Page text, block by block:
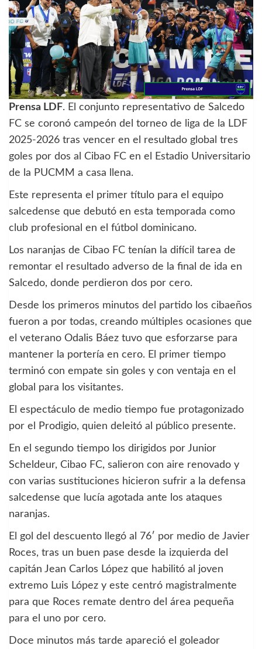
Prensa LDF. El conjunto representativo de Salcedo
FC se coronó campeón del torneo de liga de la LDF
2025-2026 tras vencer en el resultado global tres
goles por dos al Cibao FC en el Estadio Universitario
de la PUCMM a casa llena.
Este representa el primer título para el equipo
salcedense que debutó en esta temporada como
club profesional en el fútbol dominicano.
Los naranjas de Cibao FC tenían la difícil tarea de
remontar el resultado adverso de la final de ida en
Salcedo, donde perdieron dos por cero.
Desde los primeros minutos del partido los cibaeños
fueron a por todas, creando múltiples ocasiones que
el veterano Odalis Báez tuvo que esforzarse para
mantener la portería en cero. El primer tiempo
terminó con empate sin goles y con ventaja en el
global para los visitantes.
El espectáculo de medio tiempo fue protagonizado
por el Prodigio, quien deleitó al público presente.
En el segundo tiempo los dirigidos por Junior
Scheldeur, Cibao FC, salieron con aire renovado y
con varias sustituciones hicieron sufrir a la defensa
salcedense que lucía agotada ante los ataques
naranjas.
El gol del descuento llegó al 76′ por medio de Javier
Roces, tras un buen pase desde la izquierda del
capitán Jean Carlos López que habilitó al joven
extremo Luis López y este centró magistralmente
para que Roces remate dentro del área pequeña
para el uno por cero.
Doce minutos más tarde apareció el goleador